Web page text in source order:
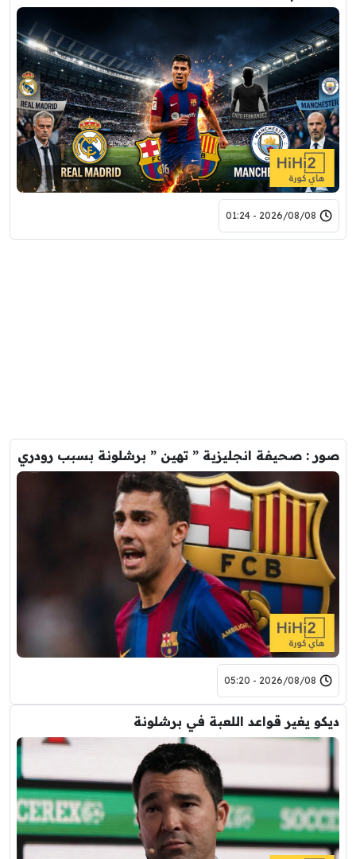
2026/08/08 - 01:24
صور : صحيفة انجليزية ” تهين ” برشلونة بسبب رودري
2026/08/08 - 05:20
ديكو يغير قواعد اللعبة في برشلونة